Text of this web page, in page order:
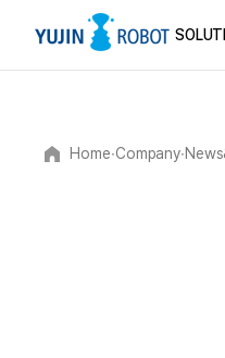
Home∙Company∙